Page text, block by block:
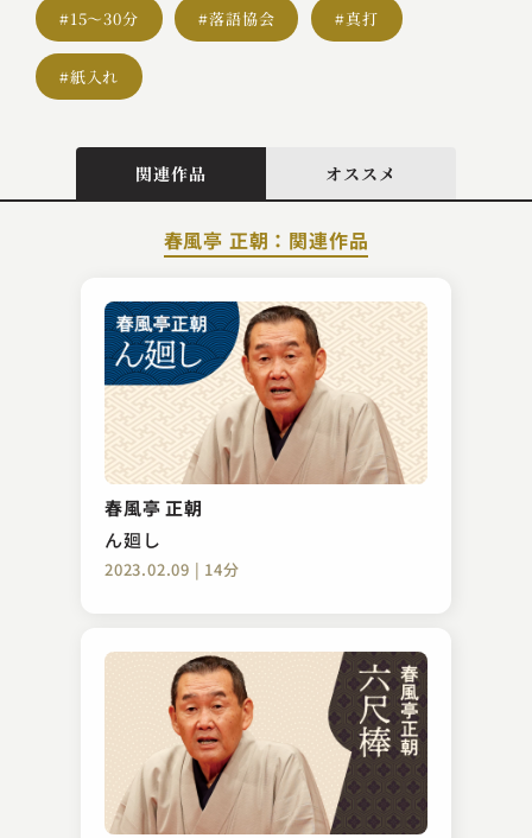
#15～30分 #落語協会 #真打
#紙入れ
関連作品 オススメ
春風亭 正朝：関連作品
春風亭 正朝
ん廻し
2023.02.09 | 14分
古今亭 菊志ん
短命
2023.06.05 | 15分
桂 白鹿